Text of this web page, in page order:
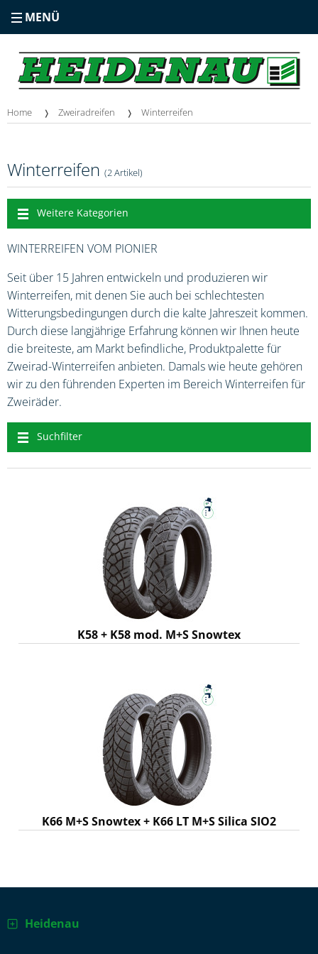
MENÜ
Home Zweiradreifen Winterreifen
Winterreifen (2 Artikel)
Weitere Kategorien
WINTERREIFEN VOM PIONIER
Seit über 15 Jahren entwickeln und produzieren wir
Winterreifen, mit denen Sie auch bei schlechtesten
Witterungsbedingungen durch die kalte Jahreszeit kommen.
Durch diese langjährige Erfahrung können wir Ihnen heute
die breiteste, am Markt befindliche, Produktpalette für
Zweirad-Winterreifen anbieten. Damals wie heute gehören
wir zu den führenden Experten im Bereich Winterreifen für
Zweiräder.
Suchfilter
K58 + K58 mod. M+S Snowtex
K66 M+S Snowtex + K66 LT M+S Silica SIO2
Heidenau